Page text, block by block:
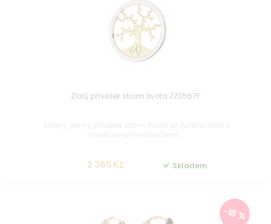
Zlatý přívěšek strom života ZZ0567F
2 385 Kč Skladem
-18 %